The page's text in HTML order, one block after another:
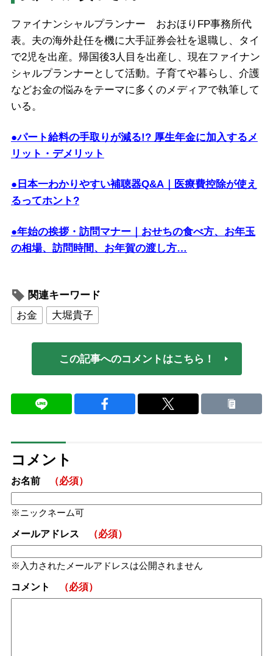
ファイナンシャルプランナー おおほりFP事務所代
表。夫の海外赴任を機に大手証券会社を退職し、タイ
で2児を出産。帰国後3人目を出産し、現在ファイナン
シャルプランナーとして活動。子育てや暮らし、介護
などお金の悩みをテーマに多くのメディアで執筆して
いる。
●パート給料の手取りが減る!? 厚生年金に加入するメ
リット・デメリット
●日本一わかりやすい補聴器Q&A｜医療費控除が使え
るってホント?
●年始の挨拶・訪問マナー｜おせちの食べ方、お年玉
の相場、訪問時間、お年賀の渡し方…
関連キーワード
お金
大堀貴子
この記事へのコメントはこちら！
コメント
お名前 （必須）
ニックネーム可
メールアドレス （必須）
入力されたメールアドレスは公開されません
コメント （必須）